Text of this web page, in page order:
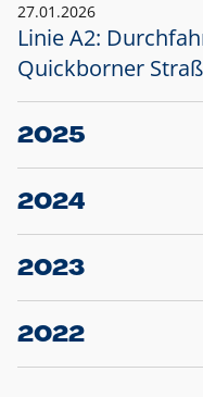
27.01.2026
Linie A2:
Quickborner
2025
23.12.2025
Projekt S5: Start
2024
10.12.2024
Großprojekt S5:
2023
20.12.2023
Schleswig-
2022
22.12.2022